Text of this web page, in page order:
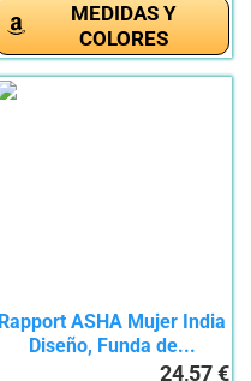
MEDIDAS Y
COLORES
Rapport ASHA Mujer India
Diseño, Funda de...
24,57 €